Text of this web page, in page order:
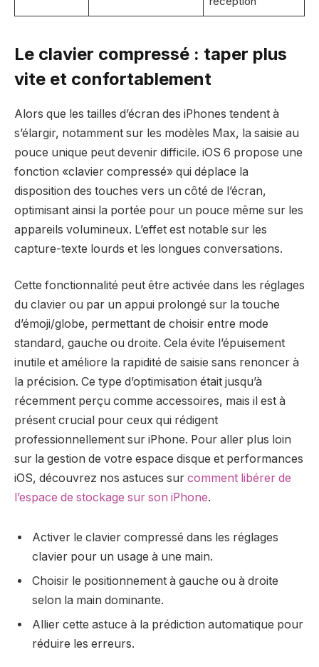
Le clavier compressé : taper plus
vite et confortablement
Alors que les tailles d’écran des iPhones tendent à
s’élargir, notamment sur les modèles Max, la saisie au
pouce unique peut devenir difficile. iOS 6 propose une
fonction «clavier compressé» qui déplace la
disposition des touches vers un côté de l’écran,
optimisant ainsi la portée pour un pouce même sur les
appareils volumineux. L’effet est notable sur les
capture-texte lourds et les longues conversations.
Cette fonctionnalité peut être activée dans les réglages
du clavier ou par un appui prolongé sur la touche
d’émoji/globe, permettant de choisir entre mode
standard, gauche ou droite. Cela évite l’épuisement
inutile et améliore la rapidité de saisie sans renoncer à
la précision. Ce type d’optimisation était jusqu’à
récemment perçu comme accessoires, mais il est à
présent crucial pour ceux qui rédigent
professionnellement sur iPhone. Pour aller plus loin
sur la gestion de votre espace disque et performances
iOS, découvrez nos astuces sur comment libérer de
l’espace de stockage sur son iPhone.
Activer le clavier compressé dans les réglages
clavier pour un usage à une main.
Choisir le positionnement à gauche ou à droite
selon la main dominante.
Allier cette astuce à la prédiction automatique pour
réduire les erreurs.